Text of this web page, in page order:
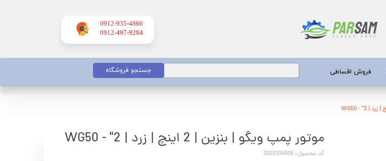
0912-935-4866
​​​​​​​0912-497-9284
فروش اقساطی جستجو فروشگاه
موتور پمپ ویگو | بنزین | 2 اینچ | زرد | WG50 - "2
کد محصول: 3022104605